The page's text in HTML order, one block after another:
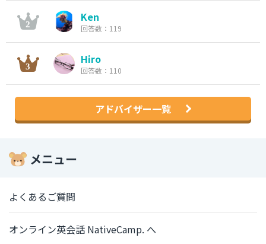
Ken
回答数：119
Hiro
回答数：110
アドバイザー一覧
メニュー
よくあるご質問
オンライン英会話 NativeCamp. へ